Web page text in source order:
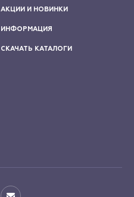
АКЦИИ И НОВИНКИ
ИНФОРМАЦИЯ
СКАЧАТЬ КАТАЛОГИ